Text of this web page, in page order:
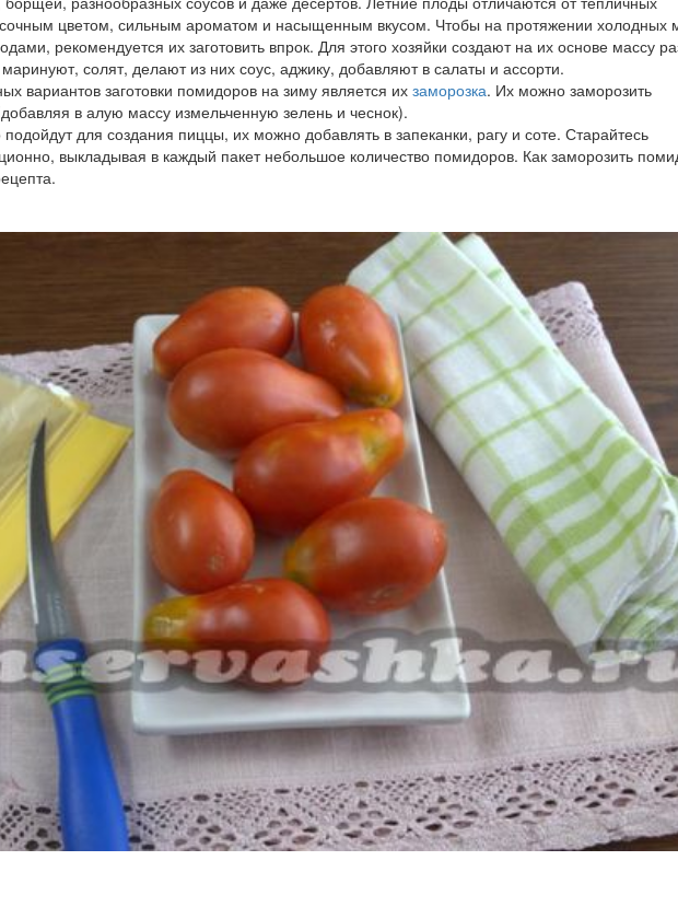
цветом, сильным ароматом и насыщенным вкусом. Чтобы на протяжении холодных
рекомендуется их заготовить впрок. Для этого хозяйки создают на их основе массу
солят, делают из них соус, аджику, добавляют в салаты и ассорти.
вариантов заготовки помидоров на зиму является их заморозка. Их можно заморозить
в алую массу измельченную зелень и чеснок).
для создания пиццы, их можно добавлять в запеканки, рагу и соте. Старайтесь
выкладывая в каждый пакет небольшое количество помидоров. Как заморозить